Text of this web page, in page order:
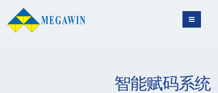
智能赋码系统